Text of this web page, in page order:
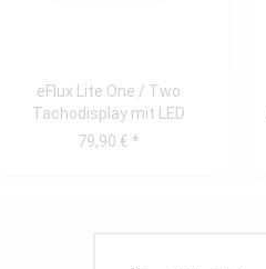
eFlux Lite One / Two
Tachodisplay mit LED
Scheinwerfer Platine...
79,90 € *